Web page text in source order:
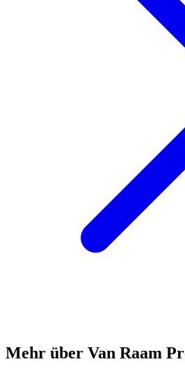
Mehr über Van Raam